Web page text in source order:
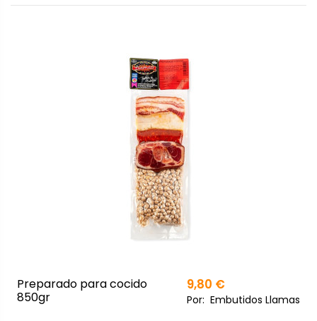
Preparado para cocido
850gr
9,80 €
Por: Embutidos Llamas